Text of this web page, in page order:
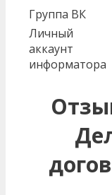
Группа ВК
Личный
аккаунт
информатора